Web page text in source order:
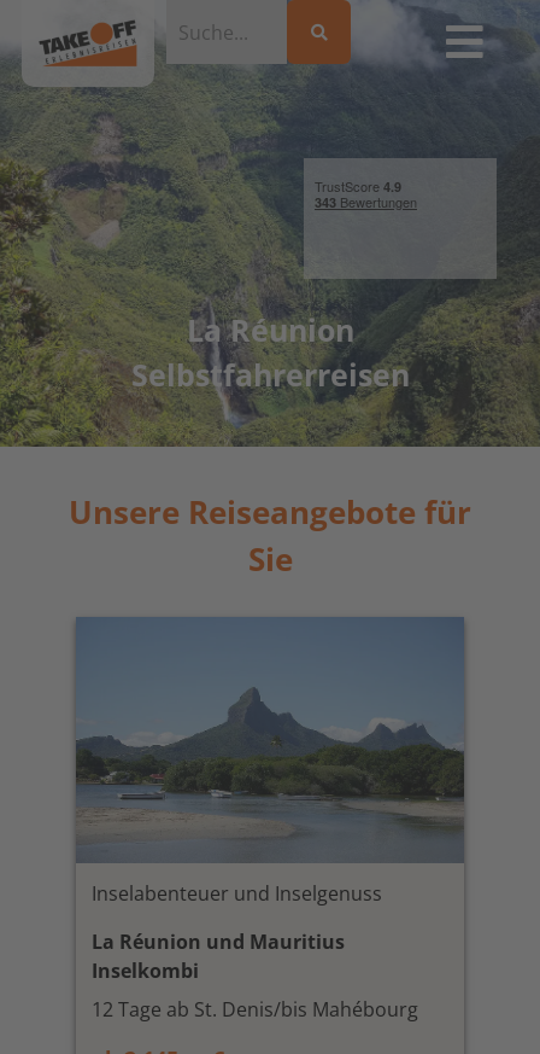
La Réunion
Selbstfahrerreisen
Unsere Reiseangebote für
Sie
Inselabenteuer und Inselgenuss
La Réunion und Mauritius
Inselkombi
12 Tage ab St. Denis/bis Mahébourg